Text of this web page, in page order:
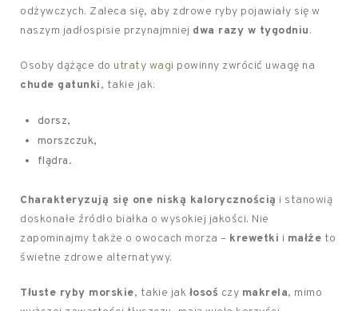
odżywczych. Zaleca się, aby zdrowe ryby pojawiały się w
naszym jadłospisie przynajmniej dwa razy w tygodniu.
Osoby dążące do utraty wagi powinny zwrócić uwagę na
chude gatunki, takie jak:
dorsz,
morszczuk,
flądra.
Charakteryzują się one niską kalorycznością i stanowią
doskonałe źródło białka o wysokiej jakości. Nie
zapominajmy także o owocach morza – krewetki i małże to
świetne zdrowe alternatywy.
Tłuste ryby morskie, takie jak łosoś czy makrela, mimo